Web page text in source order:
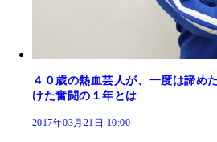
４０歳の熱血芸人が、一度は諦め
けた奮闘の１年とは
2017年03月21日 10:00